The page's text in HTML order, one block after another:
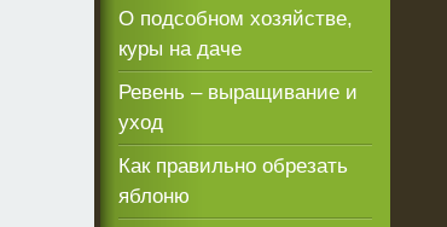
О подсобном хозяйстве,
куры на даче
Ревень – выращивание и
уход
Как правильно обрезать
яблоню